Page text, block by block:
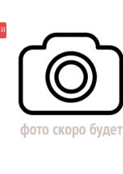
НОВИНКА